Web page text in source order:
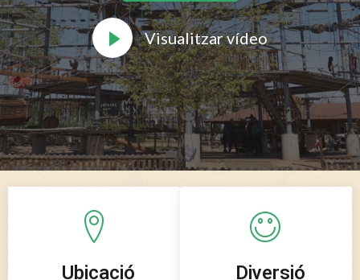
Visualitzar vídeo
Ubicació Diversió